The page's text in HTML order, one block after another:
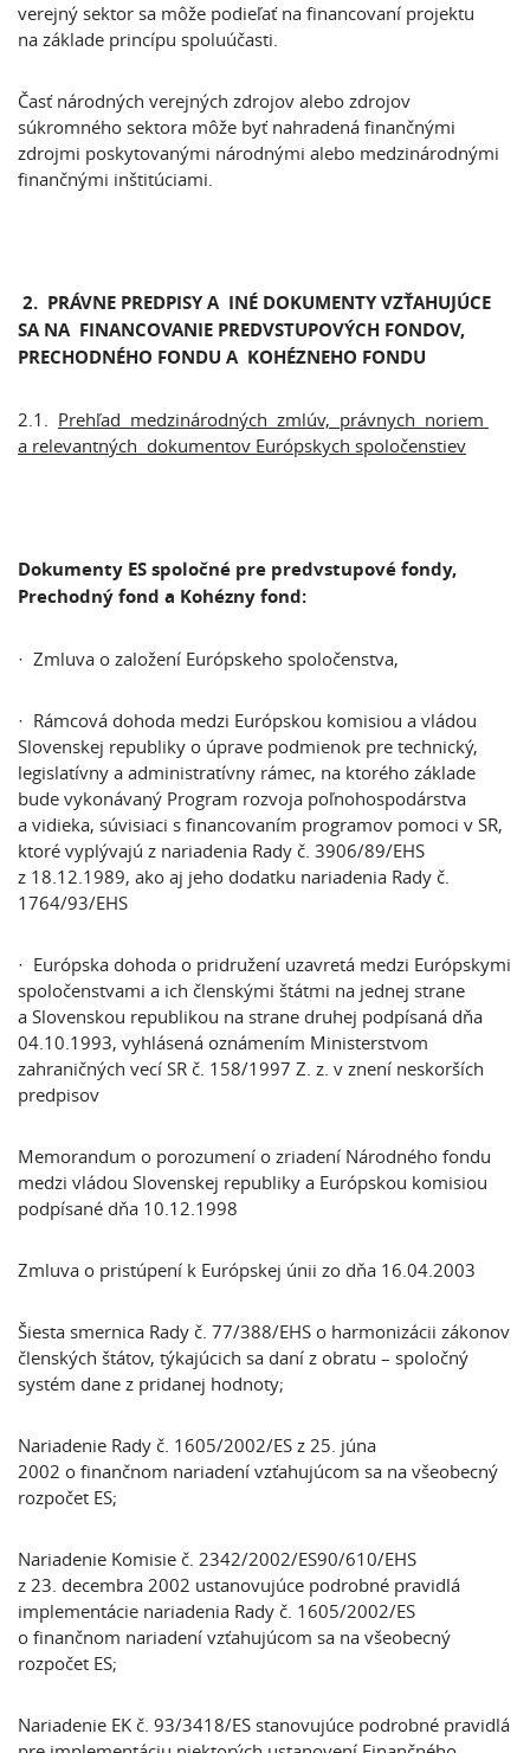
verejný sektor sa môže podieľať na financovaní projektu
na základe princípu spoluúčasti.
Časť národných verejných zdrojov alebo zdrojov
súkromného sektora môže byť nahradená finančnými
zdrojmi poskytovanými národnými alebo medzinárodnými
finančnými inštitúciami.
2. PRÁVNE PREDPISY A INÉ DOKUMENTY VZŤAHUJÚCE
SA NA FINANCOVANIE PREDVSTUPOVÝCH FONDOV,
PRECHODNÉHO FONDU A KOHÉZNEHO FONDU
2.1. Prehľad medzinárodných zmlúv, právnych noriem
a relevantných dokumentov Európskych spoločenstiev
Dokumenty ES spoločné pre predvstupové fondy,
Prechodný fond a Kohézny fond:
· Zmluva o založení Európskeho spoločenstva,
· Rámcová dohoda medzi Európskou komisiou a vládou
Slovenskej republiky o úprave podmienok pre technický,
legislatívny a administratívny rámec, na ktorého základe
bude vykonávaný Program rozvoja poľnohospodárstva
a vidieka, súvisiaci s financovaním programov pomoci v SR,
ktoré vyplývajú z nariadenia Rady č. 3906/89/EHS
z 18.12.1989, ako aj jeho dodatku nariadenia Rady č.
1764/93/EHS
· Európska dohoda o pridružení uzavretá medzi Európskymi
spoločenstvami a ich členskými štátmi na jednej strane
a Slovenskou republikou na strane druhej podpísaná dňa
04.10.1993, vyhlásená oznámením Ministerstvom
zahraničných vecí SR č. 158/1997 Z. z. v znení neskorších
predpisov
Memorandum o porozumení o zriadení Národného fondu
medzi vládou Slovenskej republiky a Európskou komisiou
podpísané dňa 10.12.1998
Zmluva o pristúpení k Európskej únii zo dňa 16.04.2003
Šiesta smernica Rady č. 77/388/EHS o harmonizácii zákonov
členských štátov, týkajúcich sa daní z obratu – spoločný
systém dane z pridanej hodnoty;
Nariadenie Rady č. 1605/2002/ES z 25. júna
2002 o finančnom nariadení vzťahujúcom sa na všeobecný
rozpočet ES;
Nariadenie Komisie č. 2342/2002/ES90/610/EHS
z 23. decembra 2002 ustanovujúce podrobné pravidlá
implementácie nariadenia Rady č. 1605/2002/ES
o finančnom nariadení vzťahujúcom sa na všeobecný
rozpočet ES;
Nariadenie EK č. 93/3418/ES stanovujúce podrobné pravidlá